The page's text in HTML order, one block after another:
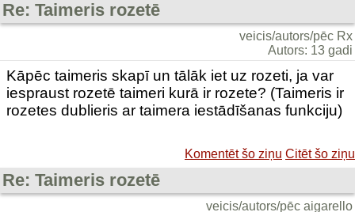
Re: Taimeris rozetē
veicis/autors/pēc Rx
Autors: 13 gadi
Kāpēc taimeris skapī un tālāk iet uz rozeti, ja var
iespraust rozetē taimeri kurā ir rozete? (Taimeris ir
rozetes dublieris ar taimera iestādīšanas funkciju)
Komentēt šo ziņu Citēt šo ziņu
Re: Taimeris rozetē
veicis/autors/pēc aigarello